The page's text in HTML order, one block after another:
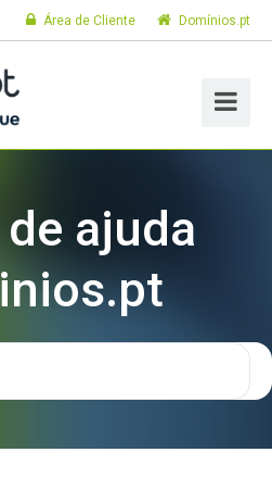
Domínios.pt
Área de Cliente
ajuda